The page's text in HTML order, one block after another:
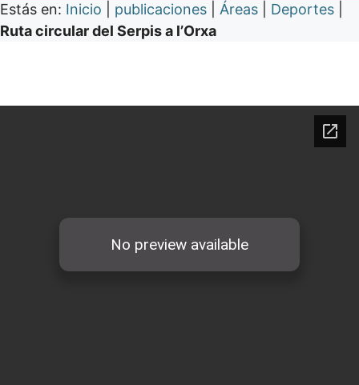
Estás en: Inicio publicaciones Áreas Deportes
Ruta circular del Serpis a l’Orxa